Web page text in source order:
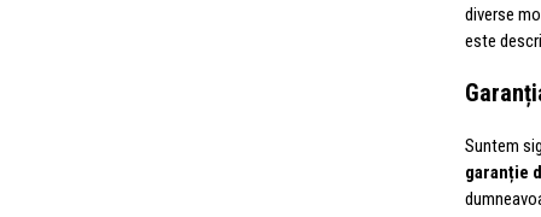
diverse
este
Suntem
garanție